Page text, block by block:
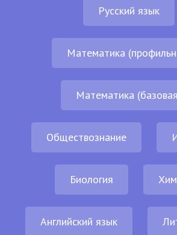
Русский язык
Математика
Математика
Обществознание
Биология
Английский язык